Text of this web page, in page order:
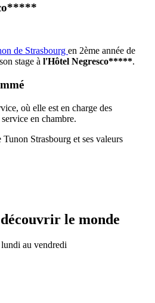
de Strasbourg en 2ème année de
stage à l'Hôtel Negresco*****.
où elle est en charge des
en chambre.
Strasbourg et ses valeurs
le monde
au vendredi